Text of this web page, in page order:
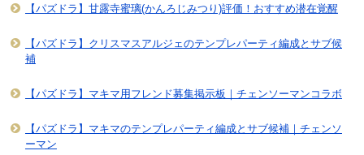
【パズドラ】甘露寺蜜璃(かんろじみつり)評価！おすすめ潜在覚醒
【パズドラ】クリスマスアルジェのテンプレパーティ編成とサブ候
補
【パズドラ】マキマ用フレンド募集掲示板｜チェンソーマンコラボ
【パズドラ】マキマのテンプレパーティ編成とサブ候補｜チェンソ
ーマン